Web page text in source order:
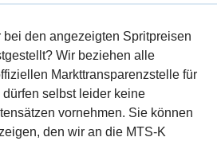
den angezeigten Spritpreisen
Wir beziehen alle
Markttransparenzstelle für
dürfen selbst leider keine
vornehmen. Sie können
den wir an die MTS-K